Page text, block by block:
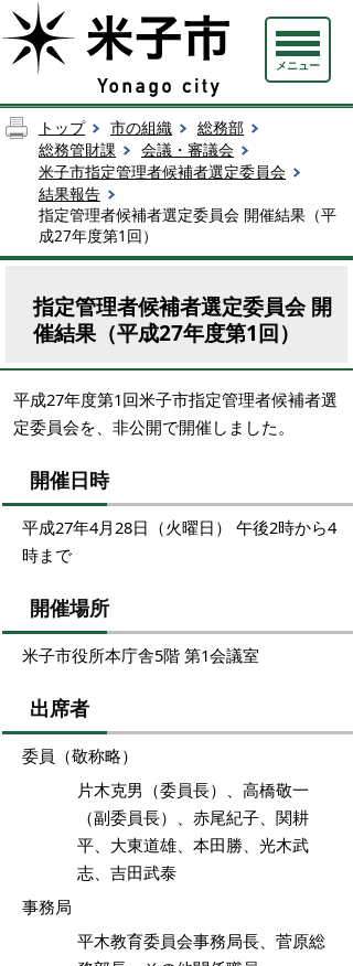
メニュー
トップ 市の組織
総務部
総務管財課
会議・審議会
米子市指定管理者候補者選定委員会
結果報告
指定管理者候補者選定委員会 開催結果（平
成27年度第1回）
指定管理者候補者選定委員会 開
催結果（平成27年度第1回）
平成27年度第1回米子市指定管理者候補者選
定委員会を、非公開で開催しました。
開催日時
平成27年4月28日（火曜日） 午後2時から4
時まで
開催場所
米子市役所本庁舎5階 第1会議室
出席者
委員（敬称略）
片木克男（委員長）、高橋敬一
（副委員長）、赤尾紀子、関耕
平、大東道雄、本田勝、光木武
志、吉田武泰
事務局
平木教育委員会事務局長、菅原総